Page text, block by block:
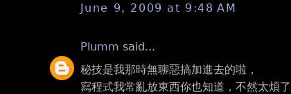
June 9, 2009 at 9:48 AM
Plumm said...
秘技是我那時無聊惡搞加進去的啦，
寫程式我常亂放東西你也知道，不然太煩了